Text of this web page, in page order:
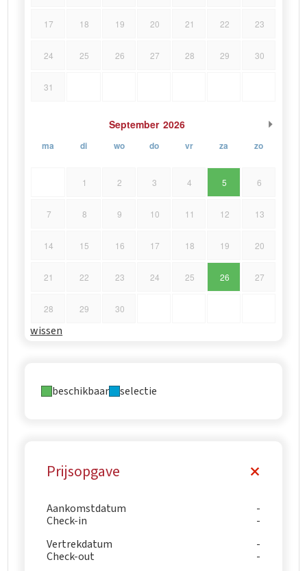
17 18 19 20 21 22 23
24 25 26 27 28 29 30
31
September 2026
ma di wo do vr za zo
1 2 3 4 5 6
7 8 9 10 11 12 13
14 15 16 17 18 19 20
21 22 23 24 25 26 27
28 29 30
wissen
beschikbaar selectie
Prijsopgave
Aankomstdatum
Check-in
Vertrekdatum
Check-out